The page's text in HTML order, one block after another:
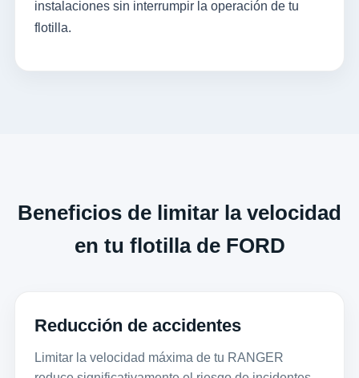
instalaciones sin interrumpir la operación de tu
flotilla.
Beneficios de limitar la velocidad
en tu flotilla de FORD
Reducción de accidentes
Limitar la velocidad máxima de tu RANGER